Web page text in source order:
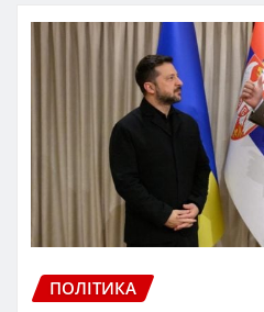
ПОЛІТИКА